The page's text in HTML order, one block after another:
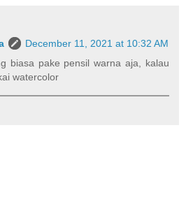
December 11, 2021 at 10:32 AM
biasa pake pensil warna aja, kalau
watercolor